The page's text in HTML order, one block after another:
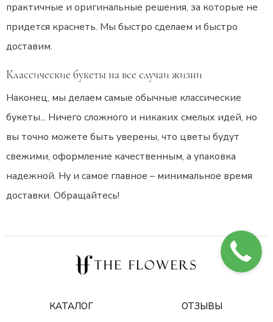
практичные и оригинальные решения, за которые не
придется краснеть. Мы быстро сделаем и быстро
доставим.
Классические букеты на все случаи жизни
Наконец, мы делаем самые обычные классические
букеты... Ничего сложного и никаких смелых идей, но
вы точно можете быть уверены, что цветы будут
свежими, оформление качественным, а упаковка
надежной. Ну и самое главное – минимальное время
доставки. Обращайтесь!
КАТАЛОГ
ОТЗЫВЫ